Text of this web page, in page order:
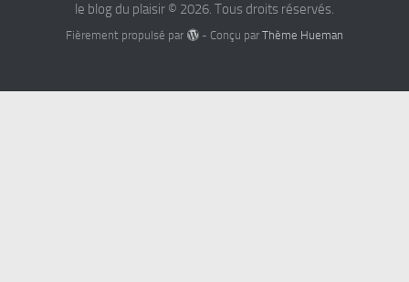
le blog du plaisir © 2026. Tous droits réservés.
Fièrement propulsé par - Conçu par Thème Hueman